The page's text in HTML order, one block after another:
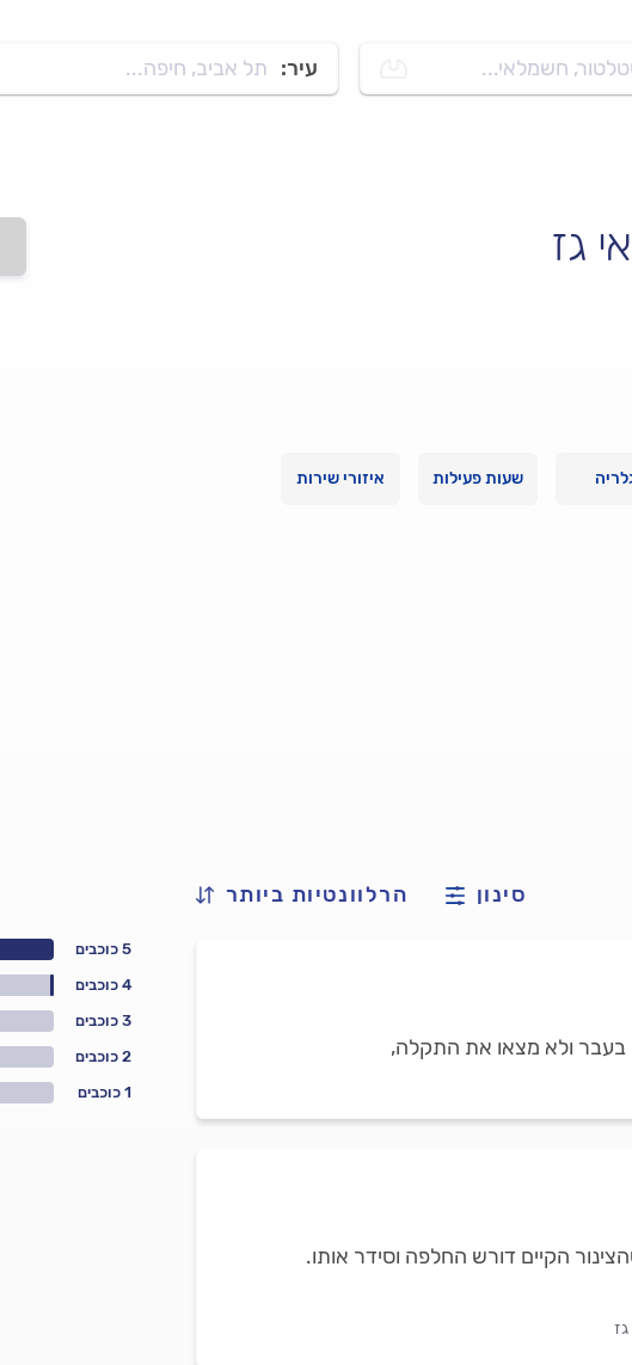
חשמלאי... עיר: תל אביב, חיפה...
גז
שעות פעילות איזורי שירות
סינון הרלוונטיות ביותר
1 כוכבים
2 כוכבים
3 כוכבים
4 כוכבים
5 כוכבים
בעבר ולא מצאו את התקלה,
הקיים דורש החלפה וסידר אותו.